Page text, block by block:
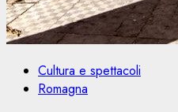
Cultura e spettacoli
Romagna